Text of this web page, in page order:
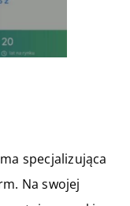
specjalizująca
Na swojej